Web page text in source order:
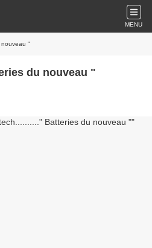
MENU
"
du nouveau "